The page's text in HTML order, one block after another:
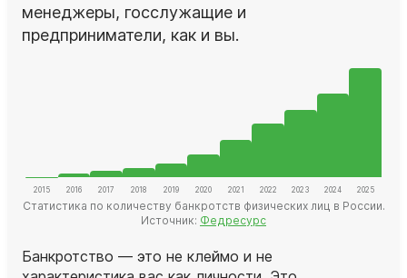
менеджеры, госслужащие и
предприниматели, как и вы.
Статистика по количеству банкротств физических лиц в России.
Источник: Федресурс
Банкротство — это не клеймо и не